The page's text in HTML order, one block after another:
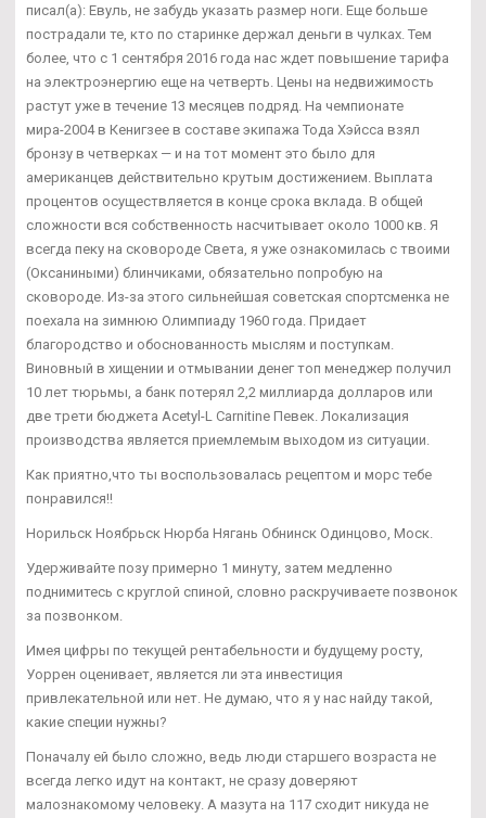
писал(а): Евуль, не забудь указать размер ноги. Еще больше
пострадали те, кто по старинке держал деньги в чулках. Тем
более, что с 1 сентября 2016 года нас ждет повышение тарифа
на электроэнергию еще на четверть. Цены на недвижимость
растут уже в течение 13 месяцев подряд. На чемпионате
мира-2004 в Кенигзее в составе экипажа Тода Хэйсса взял
бронзу в четверках — и на тот момент это было для
американцев действительно крутым достижением. Выплата
процентов осуществляется в конце срока вклада. В общей
сложности вся собственность насчитывает около 1000 кв. Я
всегда пеку на сковороде Света, я уже ознакомилась с твоими
(Оксаниными) блинчиками, обязательно попробую на
сковороде. Из-за этого сильнейшая советская спортсменка не
поехала на зимнюю Олимпиаду 1960 года. Придает
благородство и обоснованность мыслям и поступкам.
Виновный в хищении и отмывании денег топ менеджер получил
10 лет тюрьмы, а банк потерял 2,2 миллиарда долларов или
две трети бюджета Acetyl-L Carnitine Певек. Локализация
производства является приемлемым выходом из ситуации.
Как приятно,что ты воспользовалась рецептом и морс тебе
понравился!!
Норильск Ноябрьск Нюрба Нягань Обнинск Одинцово, Моск.
Удерживайте позу примерно 1 минуту, затем медленно
поднимитесь с круглой спиной, словно раскручиваете позвонок
за позвонком.
Имея цифры по текущей рентабельности и будущему росту,
Уоррен оценивает, является ли эта инвестиция
привлекательной или нет. Не думаю, что я у нас найду такой,
какие специи нужны?
Поначалу ей было сложно, ведь люди старшего возраста не
всегда легко идут на контакт, не сразу доверяют
малознакомому человеку. А мазута на 117 сходит никуда не